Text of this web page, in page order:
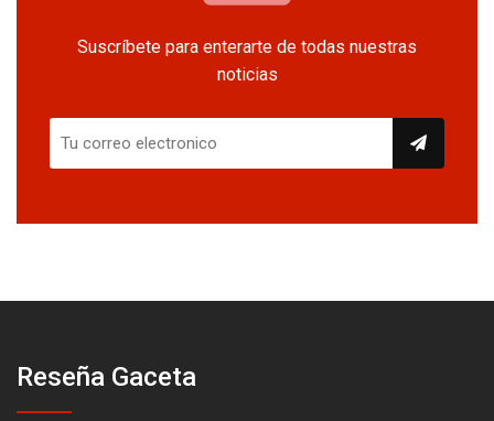
Suscríbete para enterarte de todas nuestras
noticias
Reseña Gaceta